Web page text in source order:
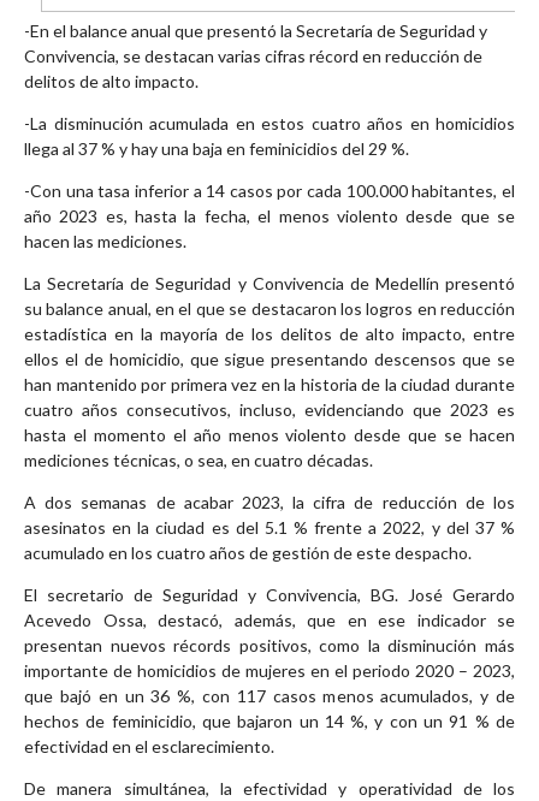
-En el balance anual que presentó la Secretaría de Seguridad y
Convivencia, se destacan varias cifras récord en reducción de
delitos de alto impacto.
-La disminución acumulada en estos cuatro años en homicidios
llega al 37 % y hay una baja en feminicidios del 29 %.
-Con una tasa inferior a 14 casos por cada 100.000 habitantes, el
año 2023 es, hasta la fecha, el menos violento desde que se
hacen las mediciones.
La Secretaría de Seguridad y Convivencia de Medellín presentó
su balance anual, en el que se destacaron los logros en reducción
estadística en la mayoría de los delitos de alto impacto, entre
ellos el de homicidio, que sigue presentando descensos que se
han mantenido por primera vez en la historia de la ciudad durante
cuatro años consecutivos, incluso, evidenciando que 2023 es
hasta el momento el año menos violento desde que se hacen
mediciones técnicas, o sea, en cuatro décadas.
A dos semanas de acabar 2023, la cifra de reducción de los
asesinatos en la ciudad es del 5.1 % frente a 2022, y del 37 %
acumulado en los cuatro años de gestión de este despacho.
El secretario de Seguridad y Convivencia, BG. José Gerardo
Acevedo Ossa, destacó, además, que en ese indicador se
presentan nuevos récords positivos, como la disminución más
importante de homicidios de mujeres en el periodo 2020 – 2023,
que bajó en un 36 %, con 117 casos menos acumulados, y de
hechos de feminicidio, que bajaron un 14 %, y con un 91 % de
efectividad en el esclarecimiento.
De manera simultánea, la efectividad y operatividad de los